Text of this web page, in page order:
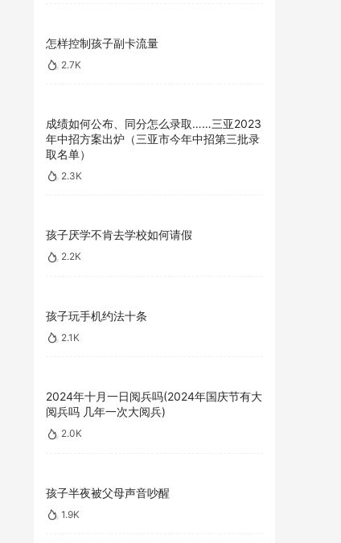
怎样控制孩子副卡流量
2.7K
成绩如何公布、同分怎么录取……三亚2023
年中招方案出炉（三亚市今年中招第三批录
取名单）
2.3K
孩子厌学不肯去学校如何请假
2.2K
孩子玩手机约法十条
2.1K
2024年十月一日阅兵吗(2024年国庆节有大
阅兵吗 几年一次大阅兵)
2.0K
孩子半夜被父母声音吵醒
1.9K